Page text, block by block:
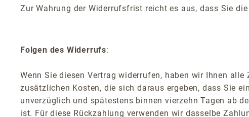
Zur Wahrung der Widerrufsfrist reicht es aus, dass Sie
Folgen des Widerrufs:
Wenn Sie diesen Vertrag widerrufen, haben wir Ihnen
zusätzlichen Kosten, die sich daraus ergeben, dass Sie
unverzüglich und spätestens binnen vierzehn Tagen ab
ist. Für diese Rückzahlung verwenden wir dasselbe